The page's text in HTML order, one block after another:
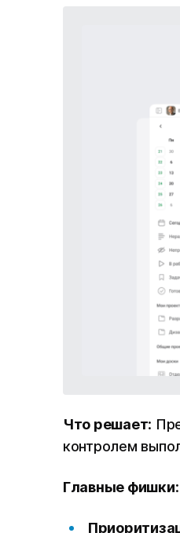
Что решает:
контролем
Главные фишки: